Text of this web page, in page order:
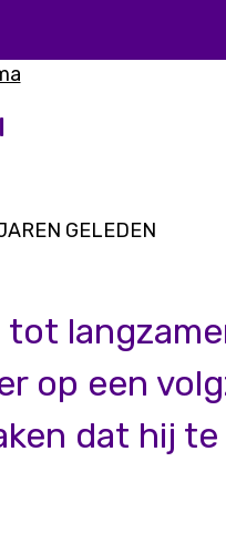
GELEDEN
op een
dat hij